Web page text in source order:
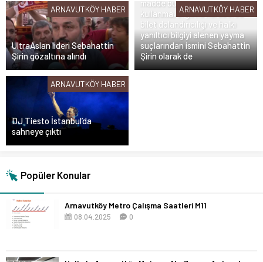
ARNAVUTKÖY HABER
UltraAslan lideri Sebahattin
Şirin gözaltına alındı
ARNAVUTKÖY HABER
madde bulundurma ve
kullanma, örgütlü karaborsa
bilet dolandırıcılığı ve halkı
yanıltıcı bilgiyi alenen yayma
suçlarından ismini Sebahattin
Şirin olarak de
ARNAVUTKÖY HABER
DJ Tiesto İstanbul’da
sahneye çıktı
Popüler Konular
Arnavutköy Metro Çalışma Saatleri M11
08.04.2025 0